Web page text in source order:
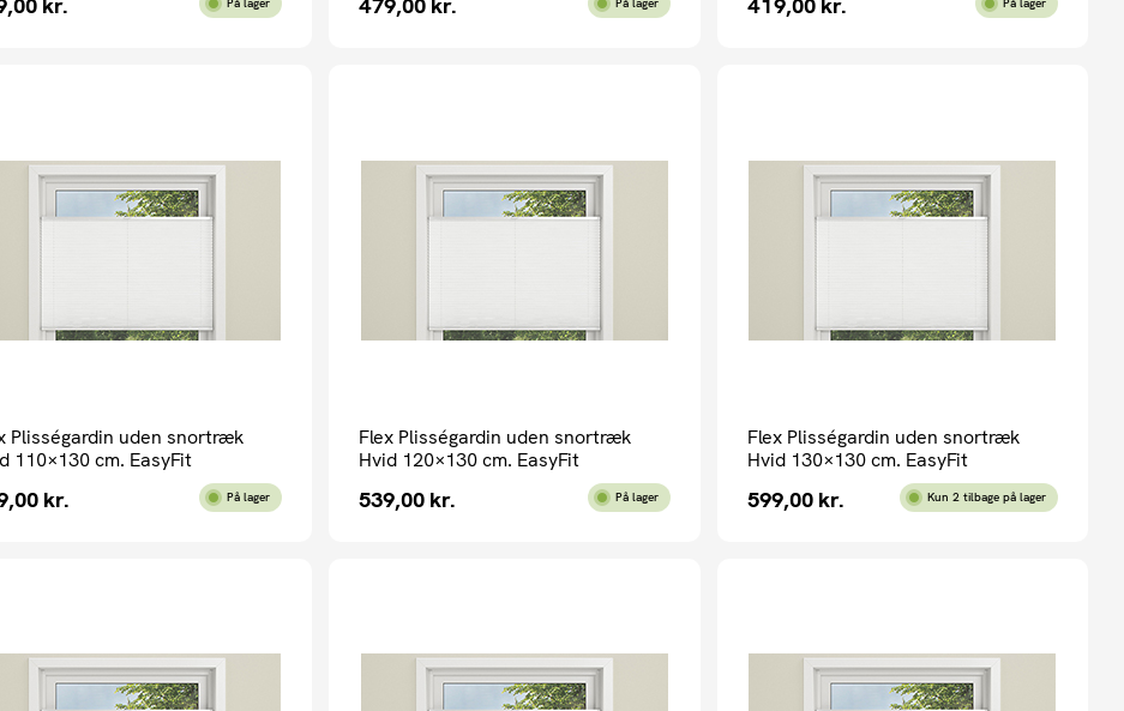
kr. På lager 479,00 kr. På lager 419,00 kr. På lager
Plisségardin uden snortræk
110×130 cm. EasyFit
kr. På lager
Flex Plisségardin uden snortræk
Hvid 120×130 cm. EasyFit
539,00 kr. På lager
Flex Plisségardin uden snortræk
Hvid 130×130 cm. EasyFit
599,00 kr. Kun 2 tilbage på lager